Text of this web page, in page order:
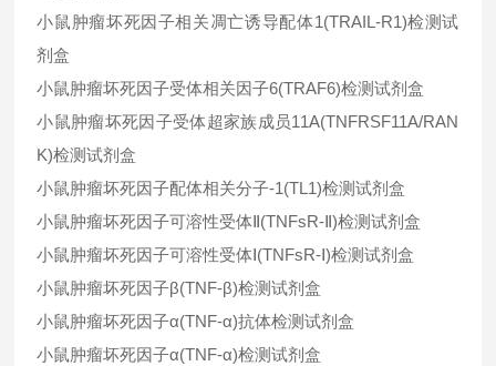
小鼠肿瘤坏死因子相关凋亡诱导配体1(TRAIL-R1)检测试
剂盒
小鼠肿瘤坏死因子受体相关因子6(TRAF6)检测试剂盒
小鼠肿瘤坏死因子受体超家族成员11A(TNFRSF11A/RAN
K)检测试剂盒
小鼠肿瘤坏死因子配体相关分子-1(TL1)检测试剂盒
小鼠肿瘤坏死因子可溶性受体Ⅱ(TNFsR-Ⅱ)检测试剂盒
小鼠肿瘤坏死因子可溶性受体Ⅰ(TNFsR-Ⅰ)检测试剂盒
小鼠肿瘤坏死因子β(TNF-β)检测试剂盒
小鼠肿瘤坏死因子α(TNF-α)抗体检测试剂盒
小鼠肿瘤坏死因子α(TNF-α)检测试剂盒